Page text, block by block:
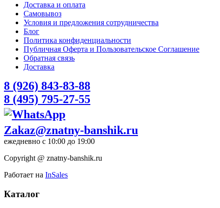
Доставка и оплата
Самовывоз
Условия и предложения сотрудничества
Блог
Политика конфиденциальности
Публичная Оферта и Пользовательское Соглашение
Обратная связь
Доставка
8 (926) 843-83-88
8 (495) 795-27-55
Zakaz@znatny-banshik.ru
ежедневно с 10:00 до 19:00
Copyright @ znatny-banshik.ru
Работает на InSales
Каталог